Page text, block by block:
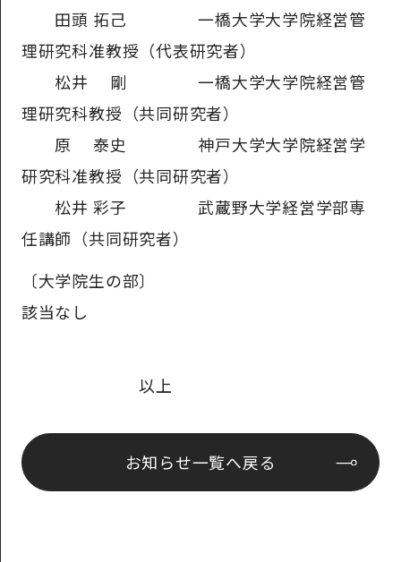
田頭 拓己 一橋大学大学院経営管
理研究科准教授（代表研究者）
松井 剛 一橋大学大学院経営管
理研究科教授（共同研究者）
原 泰史 神戸大学大学院経営学
研究科准教授（共同研究者）
松井 彩子 武蔵野大学経営学部専
任講師（共同研究者）
〔大学院生の部〕
該当なし
以上
お知らせ⼀覧へ戻る